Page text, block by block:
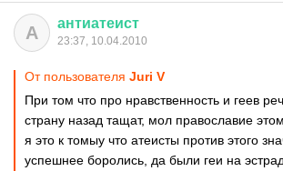
А антиатеист
23:37, 10.04.2010
От пользователя Juri V
При том что про нравственность и геев
страну назад тащат, мол православие
я это к томыу что атеисты против этого
успешнее боролись, да были геи на